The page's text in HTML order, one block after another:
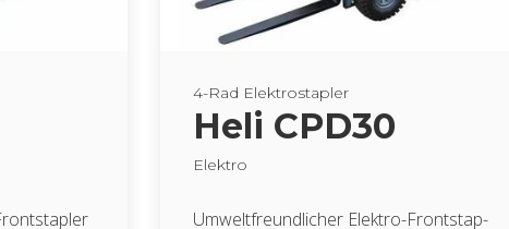
4-Rad Elek­tro­stap­ler
Heli CPD30
Elek­tro
Um­welt­freund­li­cher Elek­tro-Front­stap­